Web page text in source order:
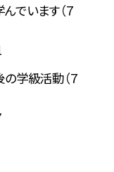
でいます（７
学級活動（７